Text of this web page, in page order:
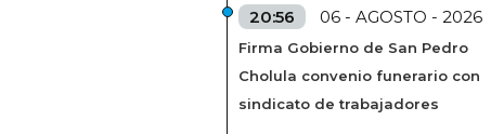
20:56 06 - AGOSTO - 2026
Firma Gobierno de San Pedro
Cholula convenio funerario con
sindicato de trabajadores